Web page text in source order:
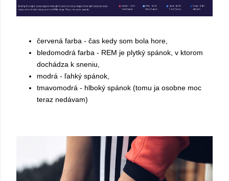
červená farba - čas kedy som bola hore,
bledomodrá farba - REM je plytký spánok, v ktorom
dochádza k sneniu,
modrá - ľahký spánok,
tmavomodrá - hlboký spánok (tomu ja osobne moc
teraz nedávam)